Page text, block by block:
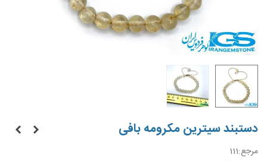
دستبند سیترین مکرومه بافی
مرجع:111